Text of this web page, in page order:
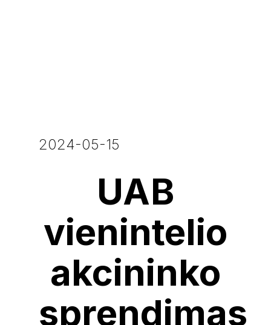
2024-05-15
UAB
vienintelio
akcininko
sprendimas